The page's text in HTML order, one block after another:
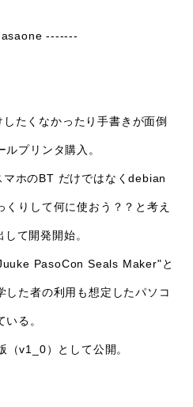
-------
たくなかったり手書きが面倒
プリンタ購入。
ホのBT だけではなくdebian
りして何に使おう？？と考え
て開発開始。
PasoCon Seals Maker"と
した者の利用も想定したパソコ
る。
v1_0）として公開。